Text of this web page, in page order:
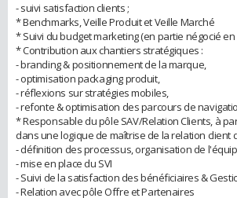
- suivi satisfaction clients ;
* Benchmarks, Veille Produit et Veille Marché
* Suivi du budget marketing (en partie négocié
* Contribution aux chantiers stratégiques :
- branding & positionnement de la marque,
- optimisation packaging produit,
- réflexions sur stratégies mobiles,
- refonte & optimisation des parcours de
* Responsable du pôle SAV/Relation Clients, à
dans une logique de maîtrise de la relation client
- définition des processus, organisation de
- mise en place du SVI
- Suivi de la satisfaction des bénéficiaires &
- Relation avec pôle Offre et Partenaires